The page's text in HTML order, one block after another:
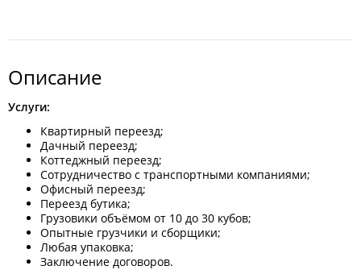
Описание
Услуги:
Квартирный переезд;
Дачный переезд;
Коттеджный переезд;
Сотрудничество с транспортными компаниями;
Офисный переезд;
Переезд бутика;
Грузовики объёмом от 10 до 30 кубов;
Опытные грузчики и сборщики;
Любая упаковка;
Заключение договоров.